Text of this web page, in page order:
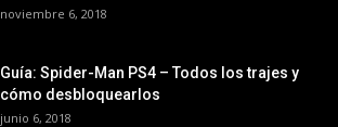
noviembre 6, 2018
Guía: Spider-Man PS4 – Todos los trajes y
cómo desbloquearlos
junio 6, 2018